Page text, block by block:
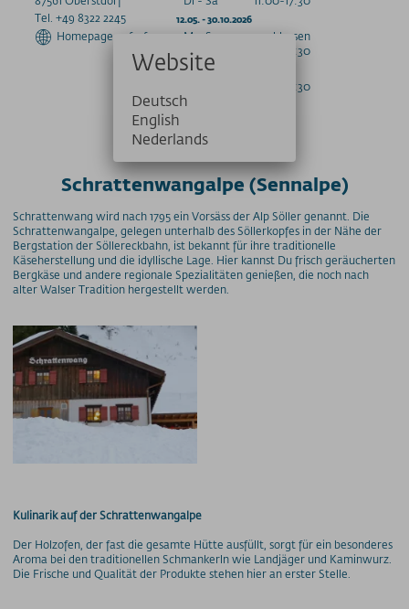
Tel. +49 8322 2245
Homepage aufrufen
12.05. - 30.10.2026
Mo, So
geschlossen
Di - Sa
11:00-17:30
Warme Küche
12:00-16:30
Schrattenwangalpe (Sennalpe)
Schrattenwang wird nach 1795 ein Vorsäss der Alp Söller genannt. Die
Schrattenwangalpe, gelegen unterhalb des Söllerkopfes in der Nähe der
Bergstation der Söllereckbahn, ist bekannt für ihre traditionelle
Käseherstellung und die idyllische Lage. Hier kannst Du frisch geräucherten
Bergkäse und andere regionale Spezialitäten genießen, die noch nach
alter Walser Tradition hergestellt werden.
Kulinarik auf der Schrattenwangalpe
Der Holzofen, der fast die gesamte Hütte ausfüllt, sorgt für ein besonderes
Aroma bei den traditionellen Schmankerln wie Landjäger und Kaminwurz.
Die Frische und Qualität der Produkte stehen hier an erster Stelle.
Website
Deutsch
English
Nederlands